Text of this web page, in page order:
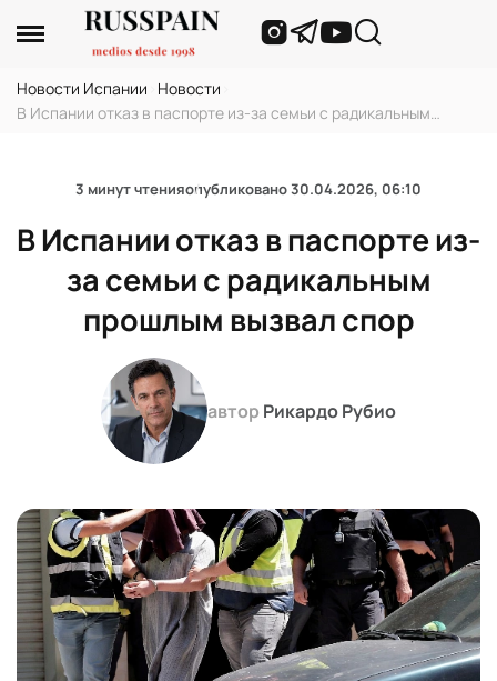
Новости Испании Новости
В Испании отказ в паспорте из-за семьи с радикальным
3 минут чтенияопубликовано30.04.2026, 06:10
В Испании отказ в паспорте из-
за семьи с радикальным
прошлым вызвал спор
автор Рикардо Рубио